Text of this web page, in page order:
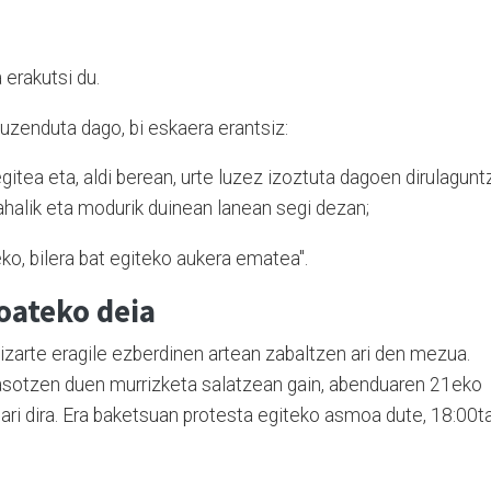
du.
dago, bi eskaera erantsiz:
eta, aldi berean, urte luzez izoztuta dagoen
eta modurik duinean lanean segi dezan;
bilera bat egiteko aukera ematea".
deia
eragile ezberdinen artean zabaltzen ari den mezua.
duen murrizketa salatzean gain, abenduaren 21eko
dira. Era baketsuan protesta egiteko asmoa dute,